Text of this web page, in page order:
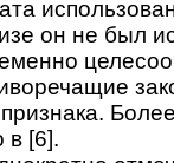
он не был
в [6].